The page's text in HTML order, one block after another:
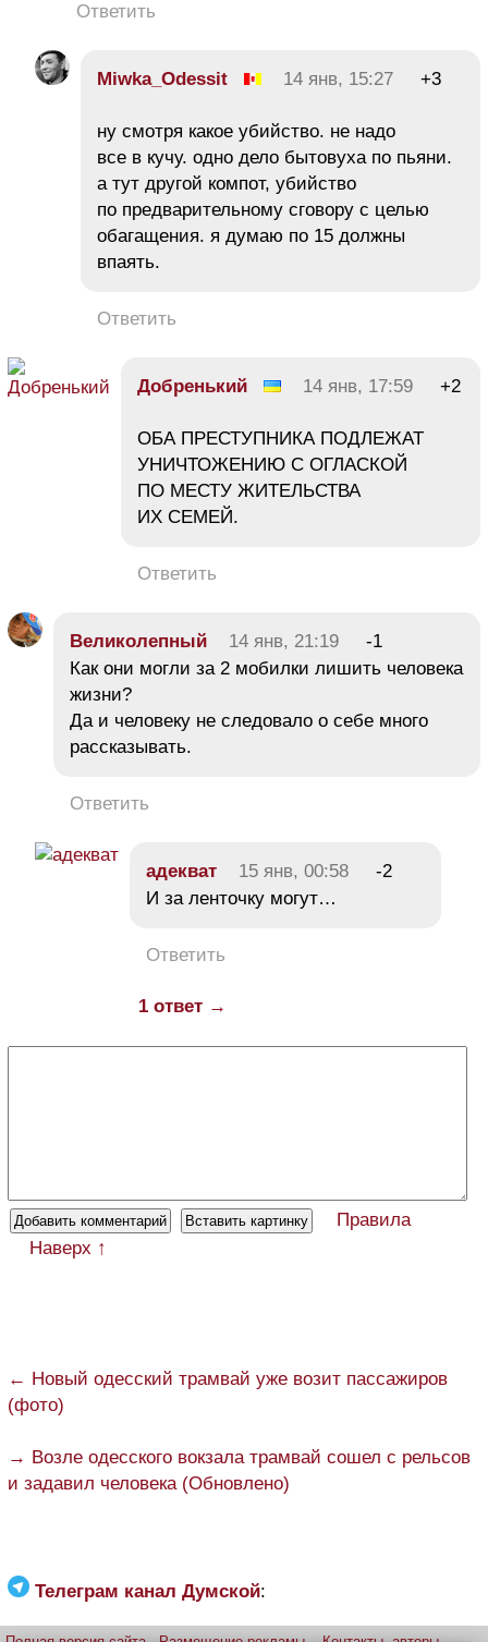
Ответить
Miwka_Odessit 14 янв, 15:27 +3
ну смотря какое убийство. не надо
все в кучу. одно дело бытовуха по пьяни.
а тут другой компот, убийство
по предварительному сговору с целью
обагащения. я думаю по 15 должны
впаять.
Ответить
Добренький 14 янв, 17:59 +2
ОБА ПРЕСТУПНИКА ПОДЛЕЖАТ
УНИЧТОЖЕНИЮ С ОГЛАСКОЙ
ПО МЕСТУ ЖИТЕЛЬСТВА
ИХ СЕМЕЙ.
Ответить
Великолепный 14 янв, 21:19
-1
Как они могли за 2 мобилки лишить человека
жизни?
Да и человеку не следовало о себе много
рассказывать.
Ответить
адекват 15 янв, 00:58
-2
И за ленточку могут…
Ответить
1 ответ →
Правила
Наверх ↑
← Новый одесский трамвай уже возит пассажиров
(фото)
→ Возле одесского вокзала трамвай сошел с рельсов
и задавил человека (Обновлено)
Телеграм канал Думской: